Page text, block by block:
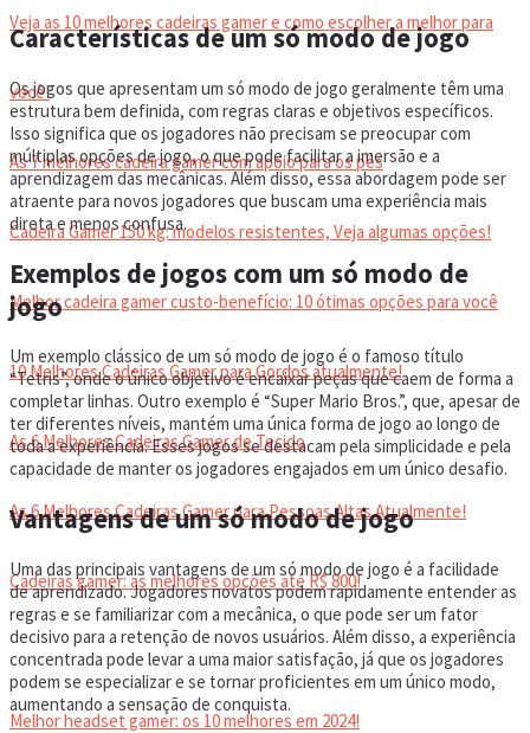
Veja as 10 melhores cadeiras gamer e como escolher a melhor para
você!
As 7 melhores cadeira gamer com apoio para os pés
Cadeira Gamer 150 kg: modelos resistentes, Veja algumas opções!
Melhor cadeira gamer custo-benefício: 10 ótimas opções para você
10 Melhores Cadeiras Gamer para Gordos atualmente!
As 6 Melhores Cadeiras Gamer de Tecido
As 6 Melhores Cadeiras Gamer para Pessoas Altas Atualmente!
Cadeiras gamer: as melhores opções até R$ 800!
HEADSET
Melhor headset gamer: os 10 melhores em 2024!
Características de um só modo de jogo
Os jogos que apresentam um só modo de jogo geralmente têm uma
estrutura bem definida, com regras claras e objetivos específicos.
Isso significa que os jogadores não precisam se preocupar com
múltiplas opções de jogo, o que pode facilitar a imersão e a
aprendizagem das mecânicas. Além disso, essa abordagem pode ser
atraente para novos jogadores que buscam uma experiência mais
direta e menos confusa.
Exemplos de jogos com um só modo de
jogo
Um exemplo clássico de um só modo de jogo é o famoso título
“Tetris”, onde o único objetivo é encaixar peças que caem de forma a
completar linhas. Outro exemplo é “Super Mario Bros.”, que, apesar de
ter diferentes níveis, mantém uma única forma de jogo ao longo de
toda a experiência. Esses jogos se destacam pela simplicidade e pela
capacidade de manter os jogadores engajados em um único desafio.
Vantagens de um só modo de jogo
Uma das principais vantagens de um só modo de jogo é a facilidade
de aprendizado. Jogadores novatos podem rapidamente entender as
regras e se familiarizar com a mecânica, o que pode ser um fator
decisivo para a retenção de novos usuários. Além disso, a experiência
concentrada pode levar a uma maior satisfação, já que os jogadores
podem se especializar e se tornar proficientes em um único modo,
aumentando a sensação de conquista.